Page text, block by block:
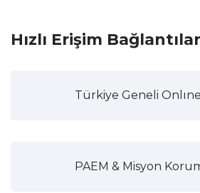
Hızlı Erişim
Türkiye Geneli
PAEM & Misyon